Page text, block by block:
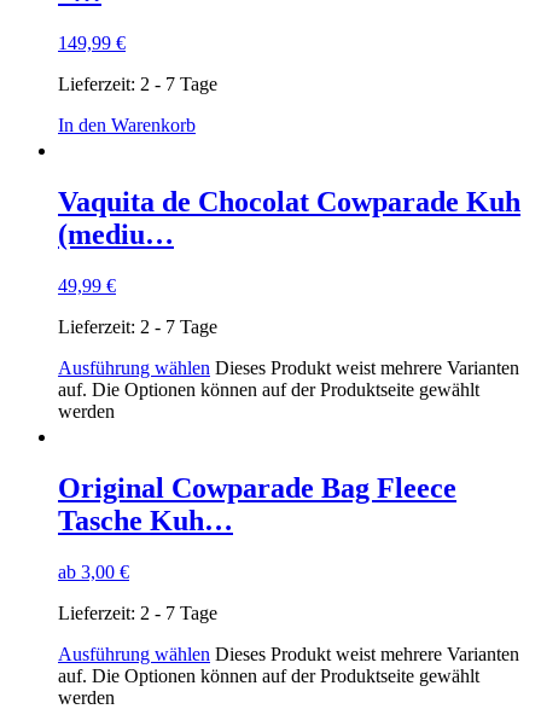
149,99 €
Lieferzeit: 2 - 7 Tage
In den Warenkorb
Vaquita de Chocolat Cowparade Kuh
(mediu…
49,99 €
Lieferzeit: 2 - 7 Tage
Ausführung wählen Dieses Produkt weist mehrere Varianten
auf. Die Optionen können auf der Produktseite gewählt
werden
Original Cowparade Bag Fleece
Tasche Kuh…
ab 3,00 €
Lieferzeit: 2 - 7 Tage
Ausführung wählen Dieses Produkt weist mehrere Varianten
auf. Die Optionen können auf der Produktseite gewählt
werden